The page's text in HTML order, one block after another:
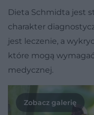
Dieta Schmidta jest
charakter
jest leczenie, a
które mogą
medycznej.